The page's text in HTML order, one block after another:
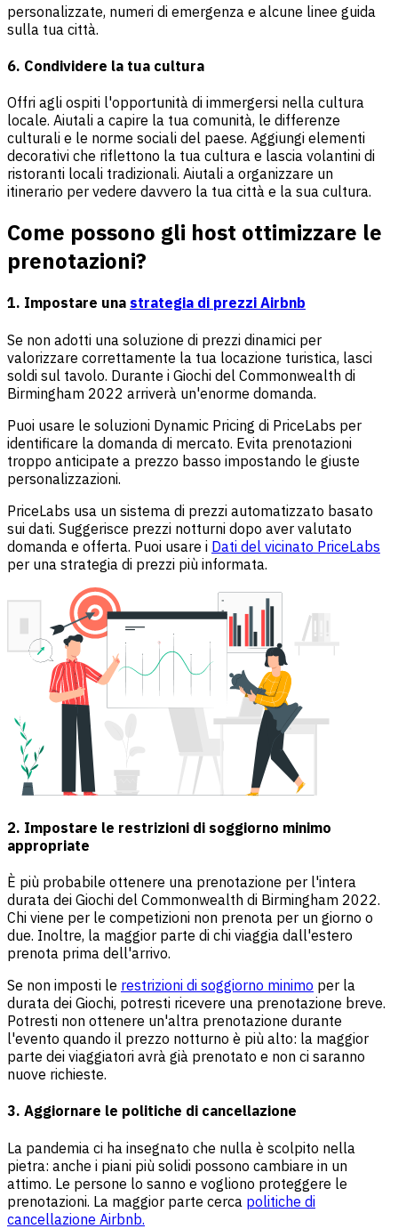
personalizzate, numeri di emergenza e alcune linee guida
sulla tua città.
6. Condividere la tua cultura
Offri agli ospiti l'opportunità di immergersi nella cultura
locale. Aiutali a capire la tua comunità, le differenze
culturali e le norme sociali del paese. Aggiungi elementi
decorativi che riflettono la tua cultura e lascia volantini di
ristoranti locali tradizionali. Aiutali a organizzare un
itinerario per vedere davvero la tua città e la sua cultura.
Come possono gli host ottimizzare le
prenotazioni?
1. Impostare una strategia di prezzi Airbnb
Se non adotti una soluzione di prezzi dinamici per
valorizzare correttamente la tua locazione turistica, lasci
soldi sul tavolo. Durante i Giochi del Commonwealth di
Birmingham 2022 arriverà un'enorme domanda.
Puoi usare le soluzioni Dynamic Pricing di PriceLabs per
identificare la domanda di mercato. Evita prenotazioni
troppo anticipate a prezzo basso impostando le giuste
personalizzazioni.
PriceLabs usa un sistema di prezzi automatizzato basato
sui dati. Suggerisce prezzi notturni dopo aver valutato
domanda e offerta. Puoi usare i Dati del vicinato PriceLabs
per una strategia di prezzi più informata.
2. Impostare le restrizioni di soggiorno minimo
appropriate
È più probabile ottenere una prenotazione per l'intera
durata dei Giochi del Commonwealth di Birmingham 2022.
Chi viene per le competizioni non prenota per un giorno o
due. Inoltre, la maggior parte di chi viaggia dall'estero
prenota prima dell'arrivo.
Se non imposti le restrizioni di soggiorno minimo per la
durata dei Giochi, potresti ricevere una prenotazione breve.
Potresti non ottenere un'altra prenotazione durante
l'evento quando il prezzo notturno è più alto: la maggior
parte dei viaggiatori avrà già prenotato e non ci saranno
nuove richieste.
3. Aggiornare le politiche di cancellazione
La pandemia ci ha insegnato che nulla è scolpito nella
pietra: anche i piani più solidi possono cambiare in un
attimo. Le persone lo sanno e vogliono proteggere le
prenotazioni. La maggior parte cerca politiche di
cancellazione Airbnb.